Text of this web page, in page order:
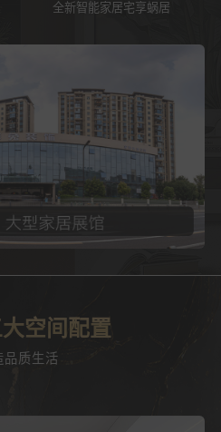
全新智能家居宅享蜗居
空间配置
品质生活